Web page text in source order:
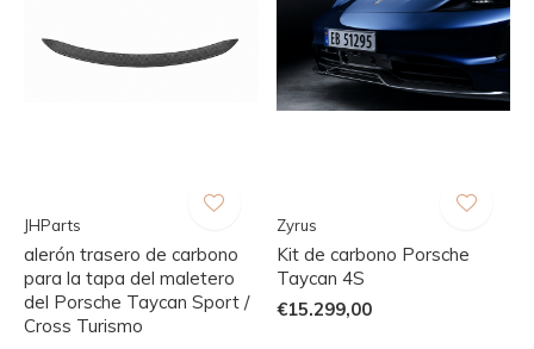
JHParts
alerón trasero de carbono
para la tapa del maletero
del Porsche Taycan Sport /
Cross Turismo
Zyrus
Kit de carbono Porsche
Taycan 4S
€15.299,00